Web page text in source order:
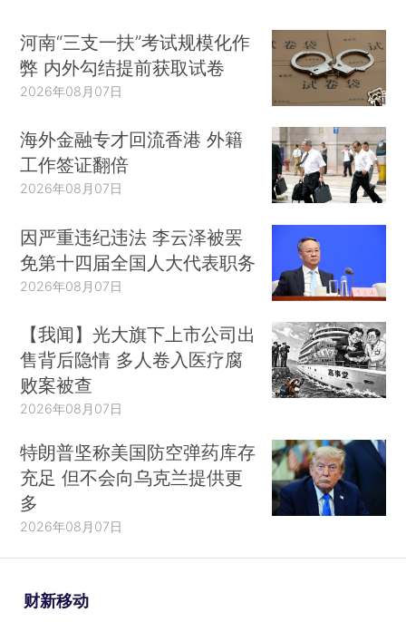
河南“三支一扶”考试规模化作
弊 内外勾结提前获取试卷
2026年08月07日
海外金融专才回流香港 外籍
工作签证翻倍
2026年08月07日
因严重违纪违法 李云泽被罢
免第十四届全国人大代表职务
2026年08月07日
【我闻】光大旗下上市公司出
售背后隐情 多人卷入医疗腐
败案被查
2026年08月07日
特朗普坚称美国防空弹药库存
充足 但不会向乌克兰提供更
多
2026年08月07日
财新移动